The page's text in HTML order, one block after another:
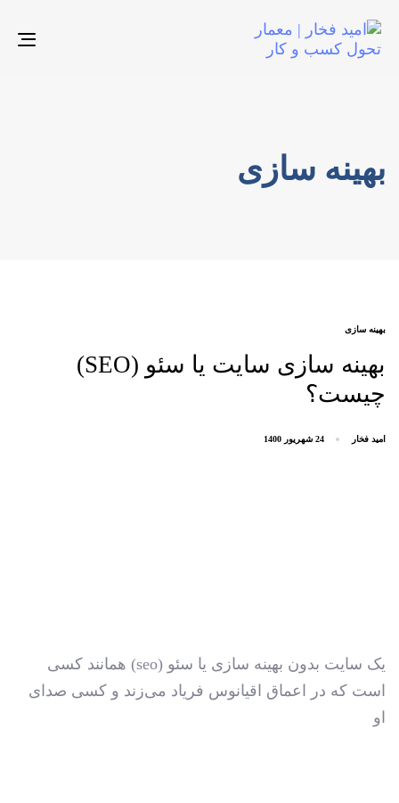
بهینه سازی
بهینه سازی
بهینه سازی سایت یا سئو (SEO)
چیست؟
امید فخار 24 شهریور 1400
یک سایت بدون بهینه سازی یا سئو (seo) همانند کسی
است که در اعماق اقیانوس فریاد می‌زند و کسی صدای
او